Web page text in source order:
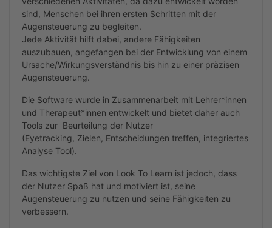
sind, Menschen bei ihren ersten Schritten mit der
Augensteuerung zu begleiten.
Jede Aktivität hilft dabei, andere Fähigkeiten
auszubauen, angefangen bei der Entwicklung von einem
Ursache/Wirkungsverständnis bis hin zu einer präzisen
Augensteuerung.
Die Software wurde in Zusammenarbeit mit Lehrer*innen
und Therapeut*innen entwickelt und bietet daher auch
Tools zur Beurteilung der Nutzer
(Eyetracking, Zielen, Entscheidungen treffen, integriertes
Analyse Tool).
Das wichtigste Ziel von Look To Learn ist jedoch, dass
der Nutzer Spaß hat und motiviert ist, seine
Augensteuerung zu nutzen und seine Fähigkeiten zu
verbessern.